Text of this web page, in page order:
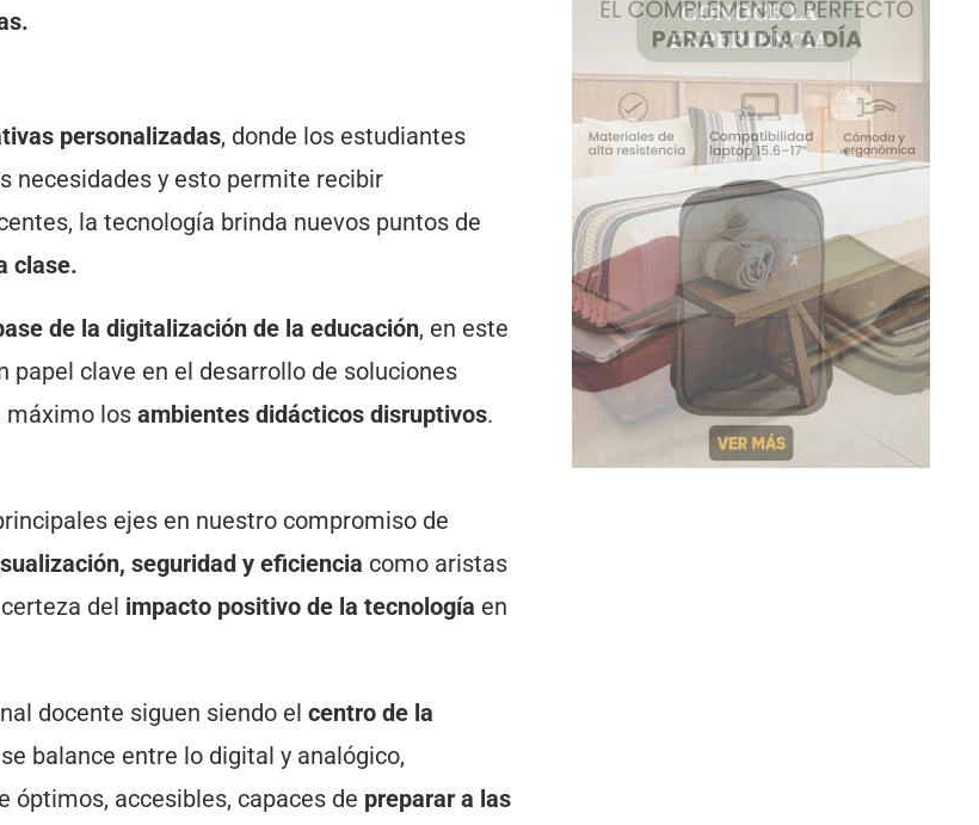
personalizadas, donde los estudiantes
necesidades y esto permite recibir
la tecnología brinda nuevos puntos de
clase.
de la digitalización de la educación, en este
papel clave en el desarrollo de soluciones
máximo los ambientes didácticos disruptivos.
ejes en nuestro compromiso de
seguridad y eficiencia como aristas
del impacto positivo de la tecnología en
docente siguen siendo el centro de la
balance entre lo digital y analógico,
óptimos, accesibles, capaces de preparar a las